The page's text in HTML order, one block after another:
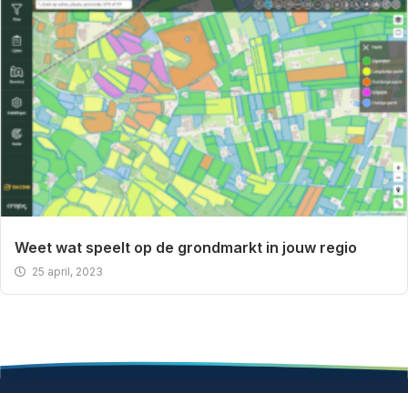
Weet wat speelt op de grondmarkt in jouw regio
25 april, 2023